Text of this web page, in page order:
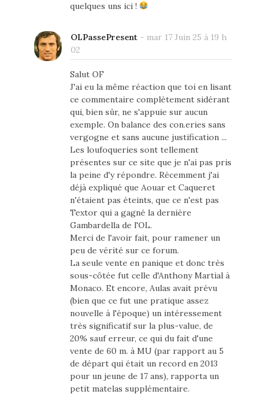
quelques uns ici !
OLPassePresent- mar 17 Juin 25 à 19 h
02
Salut OF
J'ai eu la même réaction que toi en lisant
ce commentaire complètement sidérant
qui, bien sûr, ne s'appuie sur aucun
exemple. On balance des con.eries sans
vergogne et sans aucune justification ...
Les loufoqueries sont tellement
présentes sur ce site que je n'ai pas pris
la peine d'y répondre. Récemment j'ai
déjà expliqué que Aouar et Caqueret
n'étaient pas éteints, que ce n'est pas
Textor qui a gagné la dernière
Gambardella de l'OL.
Merci de l'avoir fait, pour ramener un
peu de vérité sur ce forum.
La seule vente en panique et donc très
sous-côtée fut celle d'Anthony Martial à
Monaco. Et encore, Aulas avait prévu
(bien que ce fut une pratique assez
nouvelle à l'époque) un intéressement
très significatif sur la plus-value, de
20% sauf erreur, ce qui du fait d'une
vente de 60 m. à MU (par rapport au 5
de départ qui était un record en 2013
pour un jeune de 17 ans), rapporta un
petit matelas supplémentaire.